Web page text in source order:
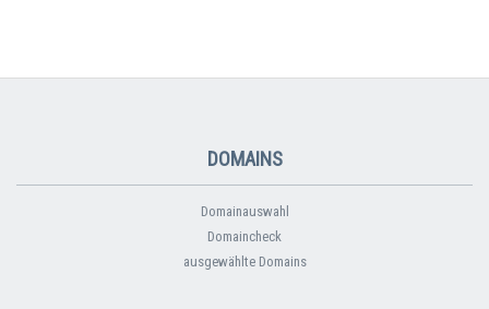
DOMAINS
Domainauswahl
Domaincheck
ausgewählte Domains